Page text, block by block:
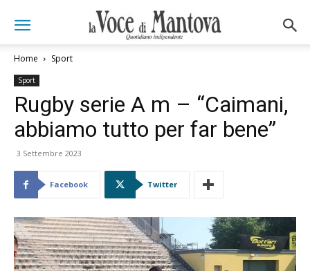
Home Sport
Sport
Rugby serie A m – “Caimani,
abbiamo tutto per far bene”
3 Settembre 2023
Facebook Twitter